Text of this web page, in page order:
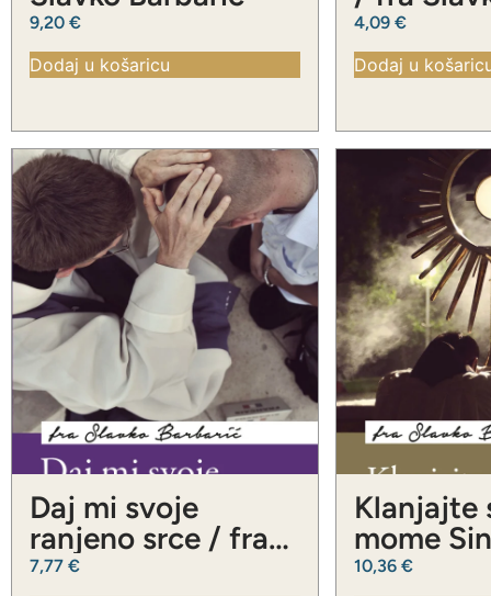
9,20 €
Dodaj u košaricu
Barbarić
4,09 €
Dodaj u
Daj mi svoje
ranjeno srce / fra
Slavko Barbarić
7,77 €
Klanjajte
mome
Slavko
10,36 €